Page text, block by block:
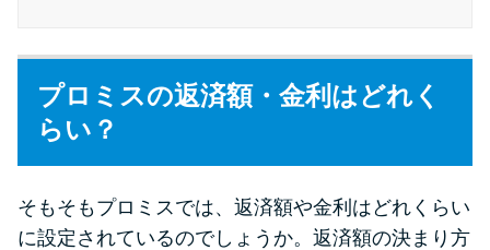
たい…市役所に相談より賢い方
法2選
プロミスの返済額・金利はどれく
らい？
そもそもプロミスでは、返済額や金利はどれくらい
に設定されているのでしょうか。返済額の決まり方